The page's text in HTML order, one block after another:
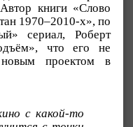
книги «Слово
1970–2010-х», по
сериал, Роберт
что его не
проектом в
с какой-то